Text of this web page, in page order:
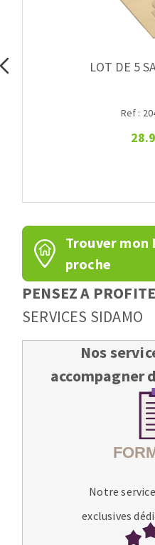
LOT DE 5
Ref :
Trouver mon
proche
PENSEZ A
SERVICES SIDAMO
Nos
accompagner
Notre
exclusives